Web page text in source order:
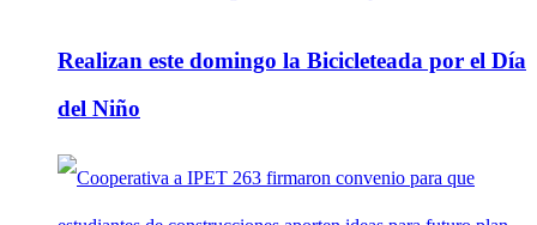
Realizan este domingo la Bicicleteada por el Día
del Niño